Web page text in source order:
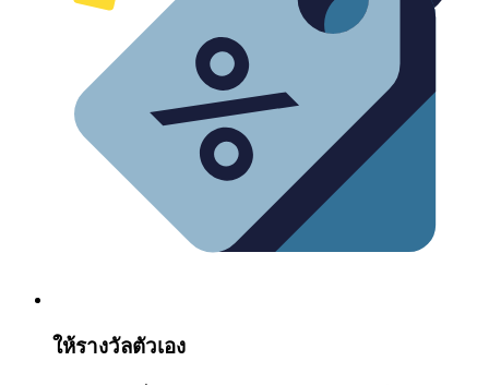
ให้รางวัลตัวเอง